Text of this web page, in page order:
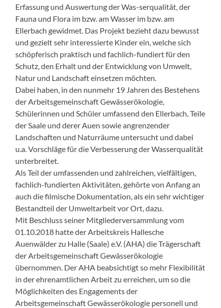
Erfassung und Auswertung der Was-serqualität, der
Fauna und Flora im bzw. am Wasser im bzw. am
Ellerbach gewidmet. Das Projekt bezieht dazu bewusst
und gezielt sehr interessierte Kinder ein, welche sich
schöpferisch praktisch und fachlich-fundiert für den
Schutz, den Erhalt und der Entwicklung von Umwelt,
Natur und Landschaft einsetzen möchten.
Dabei haben, in den nunmehr 19 Jahren des Bestehens
der Arbeitsgemeinschaft Gewässerökologie,
Schülerinnen und Schüler umfassend den Ellerbach, Teile
der Saale und derer Auen sowie angrenzender
Landschaften und Naturräume untersucht und dabei
u.a. Vorschläge für die Verbesserung der Wasserqualität
unterbreitet.
Als Teil der umfassenden und zahlreichen, vielfältigen,
fachlich-fundierten Aktivitäten, gehörte von Anfang an
auch die filmische Dokumentation, als ein sehr wichtiger
Bestandteil der Umweltarbeit vor Ort, dazu.
Mit Beschluss seiner Mitgliederversammlung vom
01.10.2018 hatte der Arbeitskreis Hallesche
Auenwälder zu Halle (Saale) e.V. (AHA) die Trägerschaft
der Arbeitsgemeinschaft Gewässerökologie
übernommen. Der AHA beabsichtigt so mehr Flexibilität
in der ehrenamtlichen Arbeit zu erreichen, um so die
Möglichkeiten des Engagements der
Arbeitsgemeinschaft Gewässerökologie personell und